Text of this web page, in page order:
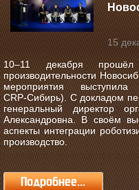
15
10–11 декабря
производительности
мероприятия
CRP‑Сибирь). С докладом
генеральный директор
Александровна. В своём
аспекты интеграции
производство.
Подробнее...